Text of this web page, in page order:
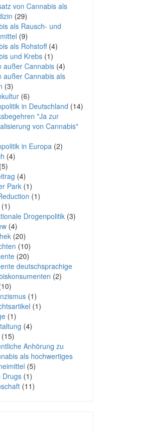
von Cannabis als
(29)
als Rausch- und
(9)
als Rohstoff(4)
und Krebs(1)
außer Cannabis(4)
außer Cannabis als
(3)
(6)
in Deutschland (14)
"Ja zur
von Cannabis"
in Europa(2)
(4)
(4)
Park(1)
(1)
Drogenpolitik(3)
(4)
(20)
(10)
(20)
deutschsprachige
(2)
(1)
(1)
(1)
(4)
Anhörung zu
als hochwertiges
(5)
Drugs(1)
(11)